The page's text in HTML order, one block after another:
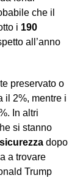
che il
i 190
all’anno
preservato o
il 2%, mentre i
In altri
si stanno
sicurezza dopo
a trovare
Trump